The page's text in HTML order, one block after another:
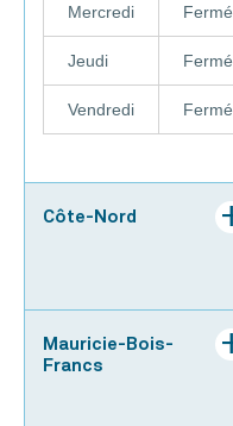
Mercredi Fermé
Jeudi Fermé
Vendredi Fermé
Côte-Nord
Mauricie-Bois-
Francs